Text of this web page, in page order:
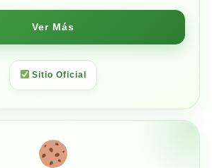
Ver Más
Sitio Oficial